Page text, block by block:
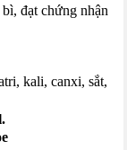
đạt chứng nhận
kali, canxi, sắt,